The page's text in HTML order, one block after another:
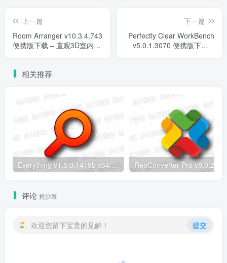
上一篇
Room Arranger v10.3.4.743
便携版下载 – 直观3D室内设
下一篇
Perfectly Clear WorkBench
v5.0.1.3070 便携版下载 –
相关推荐
Everything v1.5.0.1419b x64/x86 便携版 – 极速本地文件搜索工具
评论 抢沙发
欢迎您留下宝贵的见解！ 提交